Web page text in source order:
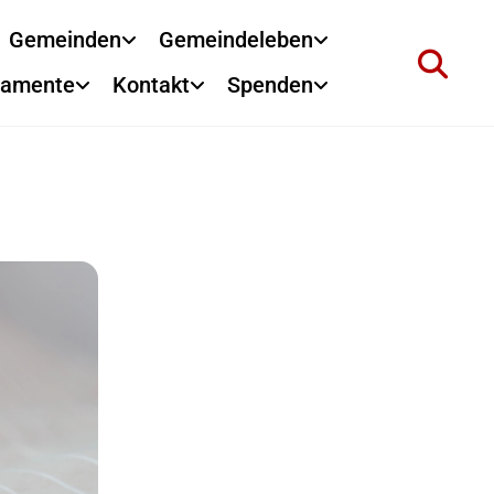
Gemeinden
Gemeindeleben
Kontakt Spenden